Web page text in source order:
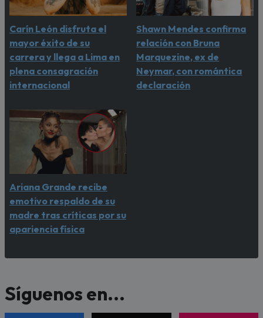
Carín León disfruta el
mayor éxito de su
carrera y llega a Lima en
plena consagración
internacional
Shawn Mendes confirma
relación con Bruna
Marquezine, ex de
Neymar, con romántica
declaración
Ariana Grande recibe
emotivo respaldo de su
madre tras críticas por su
apariencia física
Síguenos en...